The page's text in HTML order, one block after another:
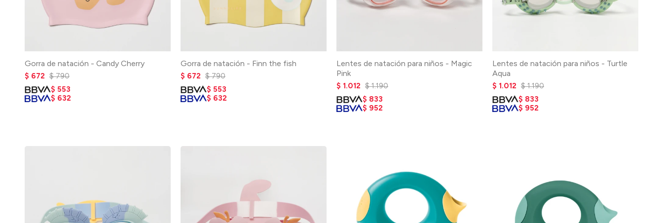
Gorra de natación - Candy Cherry
$ 672 $ 790
$ 553
$ 632
Gorra de natación - Finn the fish
$ 672 $ 790
$ 553
$ 632
Lentes de natación para niños - Magic
Pink
$ 1.012 $ 1.190
$ 833
$ 952
Lentes de natación para niños - Turtle
Aqua
$ 1.012 $ 1.190
$ 833
$ 952